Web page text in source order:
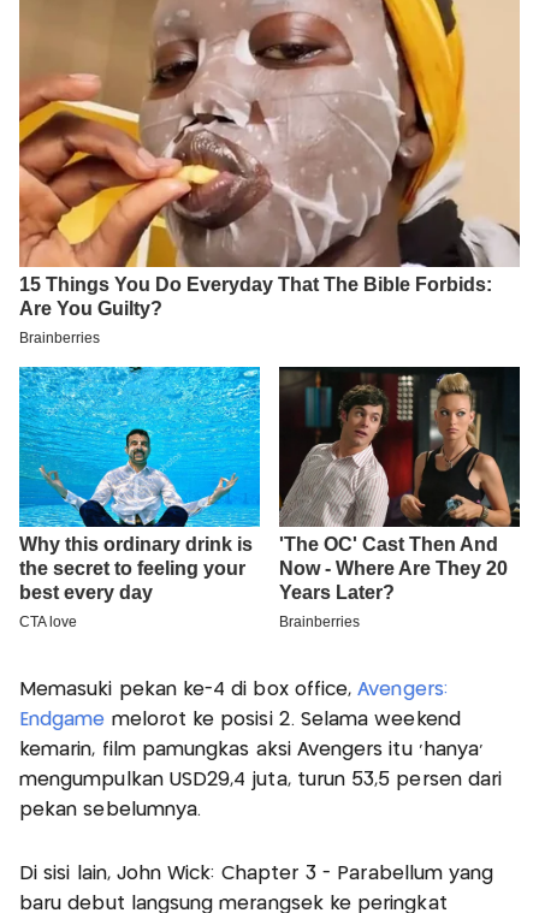
Memasuki pekan ke-4 di box office,Avengers:
Endgame melorot ke posisi 2. Selama weekend
kemarin, film pamungkas aksi Avengers itu 'hanya'
mengumpulkan USD29,4 juta, turun 53,5 persen dari
pekan sebelumnya.
Di sisi lain, John Wick: Chapter 3 - Parabellum yang
baru debut langsung merangsek ke peringkat